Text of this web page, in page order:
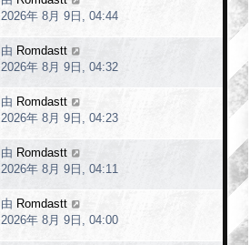
2026年 8月 9日, 04:44
由 Romdastt
2026年 8月 9日, 04:32
由 Romdastt
2026年 8月 9日, 04:23
由 Romdastt
2026年 8月 9日, 04:11
由 Romdastt
2026年 8月 9日, 04:00